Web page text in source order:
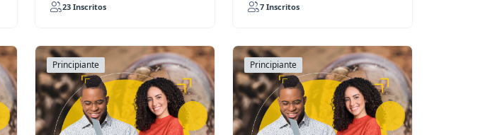
23 Inscritos 7 Inscritos
Principiante Principiante